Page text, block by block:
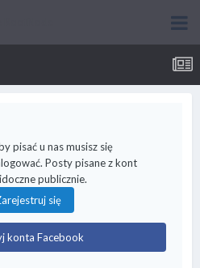
pisać u nas musisz się
Posty pisane z kont
publicznie.
się
konta Facebook